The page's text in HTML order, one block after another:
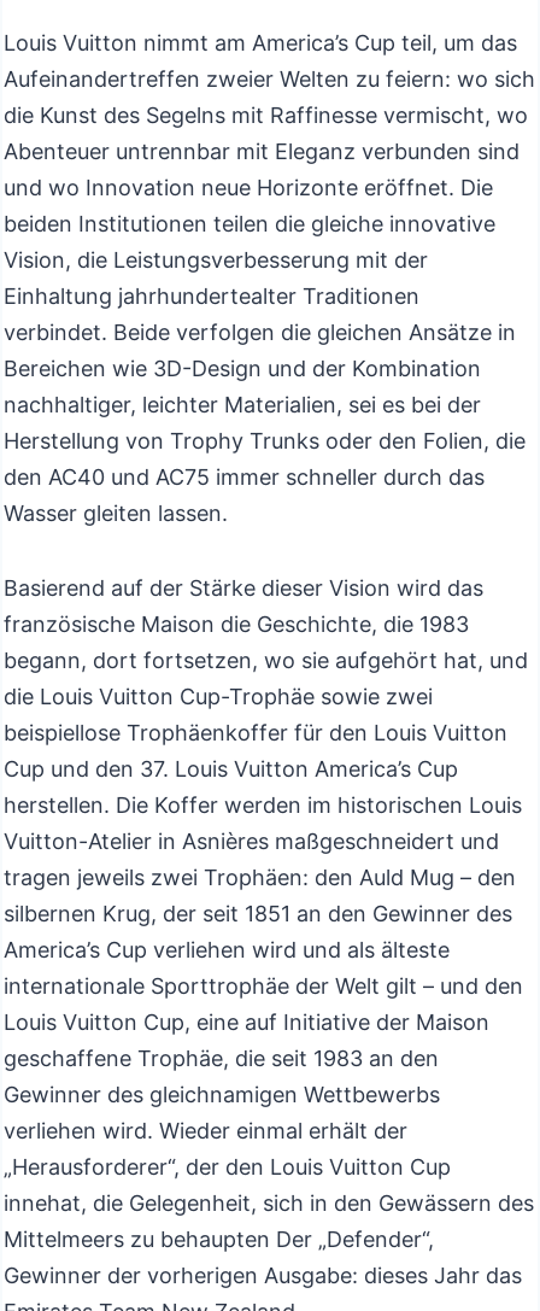
Louis Vuitton nimmt am America’s Cup teil, um das
Aufeinandertreffen zweier Welten zu feiern: wo sich
die Kunst des Segelns mit Raffinesse vermischt, wo
Abenteuer untrennbar mit Eleganz verbunden sind
und wo Innovation neue Horizonte eröffnet. Die
beiden Institutionen teilen die gleiche innovative
Vision, die Leistungsverbesserung mit der
Einhaltung jahrhundertealter Traditionen
verbindet. Beide verfolgen die gleichen Ansätze in
Bereichen wie 3D-Design und der Kombination
nachhaltiger, leichter Materialien, sei es bei der
Herstellung von Trophy Trunks oder den Folien, die
den AC40 und AC75 immer schneller durch das
Wasser gleiten lassen.
Basierend auf der Stärke dieser Vision wird das
französische Maison die Geschichte, die 1983
begann, dort fortsetzen, wo sie aufgehört hat, und
die Louis Vuitton Cup-Trophäe sowie zwei
beispiellose Trophäenkoffer für den Louis Vuitton
Cup und den 37. Louis Vuitton America’s Cup
herstellen. Die Koffer werden im historischen Louis
Vuitton-Atelier in Asnières maßgeschneidert und
tragen jeweils zwei Trophäen: den Auld Mug – den
silbernen Krug, der seit 1851 an den Gewinner des
America’s Cup verliehen wird und als älteste
internationale Sporttrophäe der Welt gilt – und den
Louis Vuitton Cup, eine auf Initiative der Maison
geschaffene Trophäe, die seit 1983 an den
Gewinner des gleichnamigen Wettbewerbs
verliehen wird. Wieder einmal erhält der
„Herausforderer“, der den Louis Vuitton Cup
innehat, die Gelegenheit, sich in den Gewässern des
Mittelmeers zu behaupten Der „Defender“,
Gewinner der vorherigen Ausgabe: dieses Jahr das